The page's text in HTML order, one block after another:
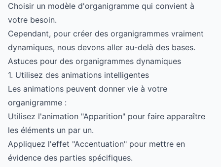
Choisir un modèle d'organigramme qui convient à
votre besoin.
Cependant, pour créer des organigrammes vraiment
dynamiques, nous devons aller au-delà des bases.
Astuces pour des organigrammes dynamiques
1. Utilisez des animations intelligentes
Les animations peuvent donner vie à votre
organigramme :
Utilisez l'animation "Apparition" pour faire apparaître
les éléments un par un.
Appliquez l'effet "Accentuation" pour mettre en
évidence des parties spécifiques.